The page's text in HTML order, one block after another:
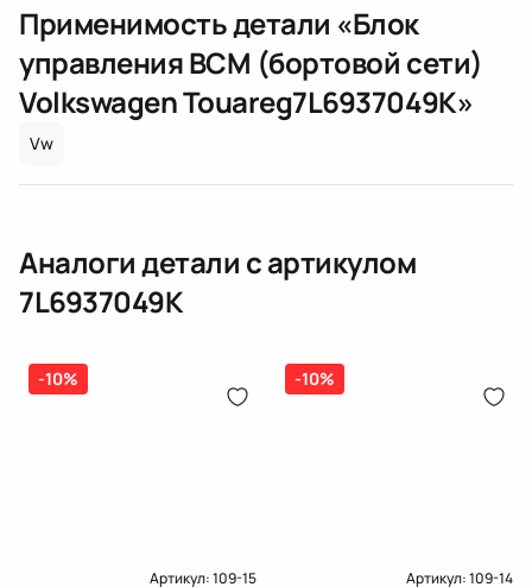
топлива, ТНВД (бензин, дизель), форсунка
бензиновая (дизельная) механическая
(электрическая), инжектор
(распределитель впрыска топлива),
дозатор-распределитель топлива
Подробнее о гарантии в разделеГарантия
Доставка и Оплата
Оплата онлайн
ЕРИП
Применимость детали «Блок
управления BCM (бортовой сети)
Volkswagen Touareg7L6937049K»
Vw
Аналоги детали с артикулом
7L6937049K
-10%
Артикул:109-15
-10%
Артикул:109-14